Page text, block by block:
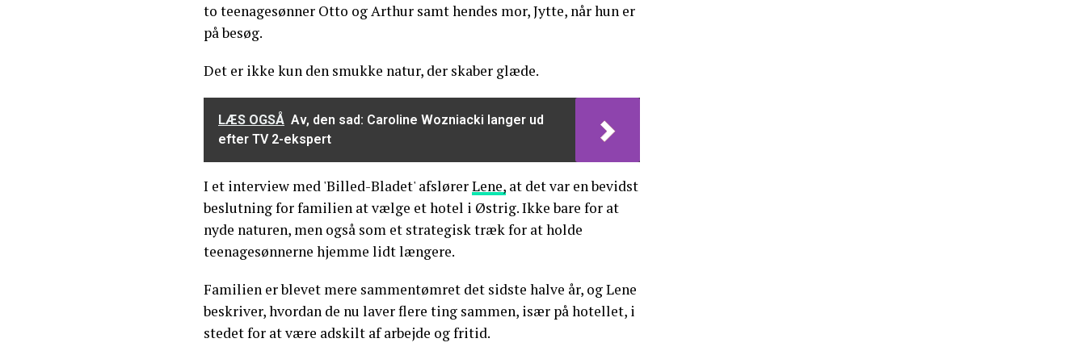
to teenagesønner Otto og Arthur samt hendes mor, Jytte, når hun er
på besøg.
Det er ikke kun den smukke natur, der skaber glæde.
LÆS OGSÅ Av, den sad: Caroline Wozniacki langer ud
efter TV 2-ekspert
I et interview med 'Billed-Bladet' afslørerLene, at det var en bevidst
beslutning for familien at vælge et hotel i Østrig. Ikke bare for at
nyde naturen, men også som et strategisk træk for at holde
teenagesønnerne hjemme lidt længere.
Familien er blevet mere sammentømret det sidste halve år, og Lene
beskriver, hvordan de nu laver flere ting sammen, især på hotellet, i
stedet for at være adskilt af arbejde og fritid.